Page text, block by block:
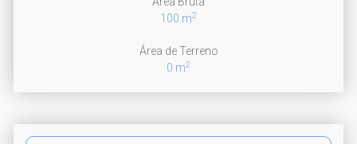
100 m2
Área de Terreno
0 m2